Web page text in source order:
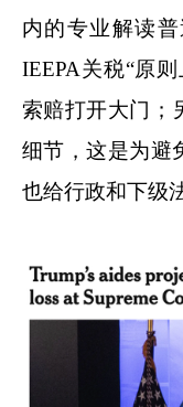
内的专业解读
IEEPA关税“原
索赔打开大门；
细节，这是为避
也给行政和下级